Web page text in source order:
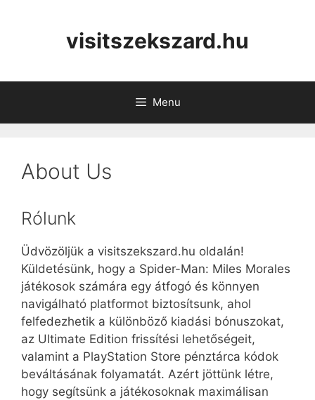
visitszekszard.hu
Menu
About Us
Rólunk
Üdvözöljük a visitszekszard.hu oldalán!
Küldetésünk, hogy a Spider-Man: Miles Morales
játékosok számára egy átfogó és könnyen
navigálható platformot biztosítsunk, ahol
felfedezhetik a különböző kiadási bónuszokat,
az Ultimate Edition frissítési lehetőségeit,
valamint a PlayStation Store pénztárca kódok
beváltásának folyamatát. Azért jöttünk létre,
hogy segítsünk a játékosoknak maximálisan